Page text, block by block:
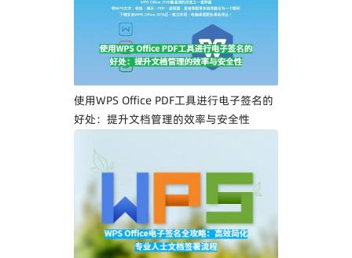
使用WPS Office PDF工具进行电子签名的
好处：提升文档管理的效率与安全性